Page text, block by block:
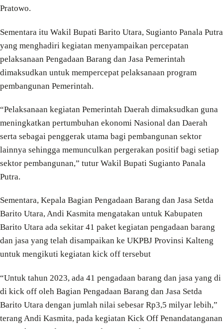
Pratowo.
Sementara itu Wakil Bupati Barito Utara, Sugianto Panala Putra
yang menghadiri kegiatan menyampaikan percepatan
pelaksanaan Pengadaan Barang dan Jasa Pemerintah
dimaksudkan untuk mempercepat pelaksanaan program
pembangunan Pemerintah.
“Pelaksanaan kegiatan Pemerintah Daerah dimaksudkan guna
meningkatkan pertumbuhan ekonomi Nasional dan Daerah
serta sebagai penggerak utama bagi pembangunan sektor
lainnya sehingga memunculkan pergerakan positif bagi setiap
sektor pembangunan,” tutur Wakil Bupati Sugianto Panala
Putra.
Sementara, Kepala Bagian Pengadaan Barang dan Jasa Setda
Barito Utara, Andi Kasmita mengatakan untuk Kabupaten
Barito Utara ada sekitar 41 paket kegiatan pengadaan barang
dan jasa yang telah disampaikan ke UKPBJ Provinsi Kalteng
untuk mengikuti kegiatan kick off tersebut
“Untuk tahun 2023, ada 41 pengadaan barang dan jasa yang di
di kick off oleh Bagian Pengadaan Barang dan Jasa Setda
Barito Utara dengan jumlah nilai sebesar Rp3,5 milyar lebih,”
terang Andi Kasmita, pada kegiatan Kick Off Penandatanganan